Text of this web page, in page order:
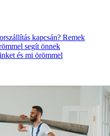
kapcsán? Remek
segít önnek
és mi örömmel